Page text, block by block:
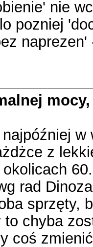
nie
pozniej
z
60.
rad
sprzęty,
chyba
coś